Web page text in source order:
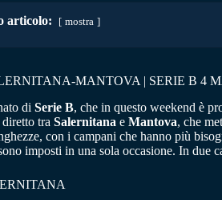
articolo: mostra
MANTOVA | SERIE B 4
di Serie B, che in questo weekend è
tra Salernitana e Mantova, che
con i campani che hanno più
imposti in una sola occasione. In due